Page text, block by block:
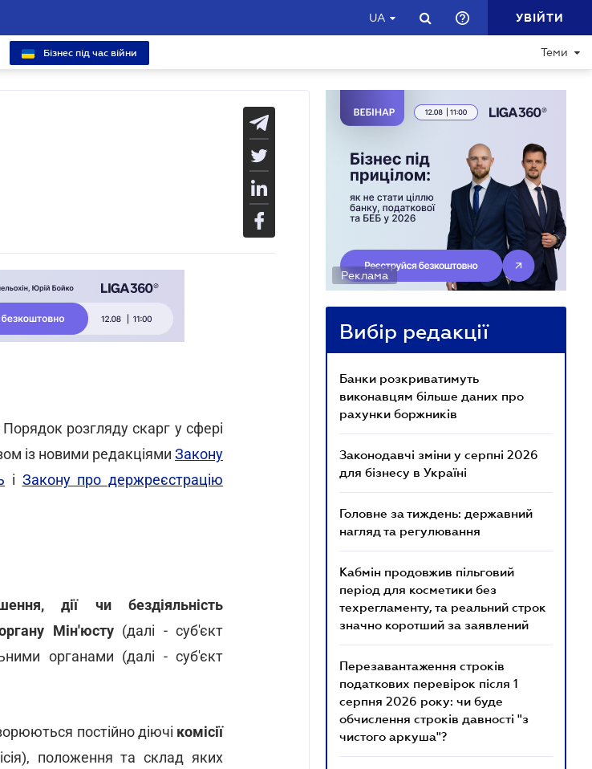
UA УВІЙТИ
Бізнес під час війни Теми
розгляду скарг у сфері
із новими редакціями Закону
і Закону про держреєстрацію
дії чи бездіяльність
Мін'юсту(далі - суб'єкт
органами (далі - суб'єкт
постійно діючі комісії
положення та склад яких
Реклама
Вибір редакції
Банки розкриватимуть
виконавцям більше даних про
рахунки боржників
Законодавчі зміни у серпні 2026
для бізнесу в Україні
Головне за тиждень: державний
нагляд та регулювання
Кабмін продовжив пільговий
період для косметики без
техрегламенту, та реальний строк
значно коротший за заявлений
Перезавантаження строків
податкових перевірок після 1
серпня 2026 року: чи буде
обчислення строків давності "з
чистого аркуша"?